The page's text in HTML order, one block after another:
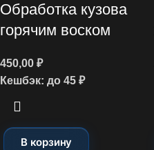
Обработка кузова
горячим воском
450,00 ₽
Кешбэк: до 45 ₽
В корзину